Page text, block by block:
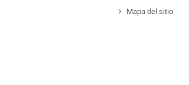
Mapa del sitio